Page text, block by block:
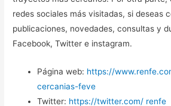
redes sociales más visitadas, si deseas
publicaciones, novedades, consultas y
Facebook, Twitter e instagram.
Página web: https://
cercanias-feve
Twitter: https://twitter.com/ renfe